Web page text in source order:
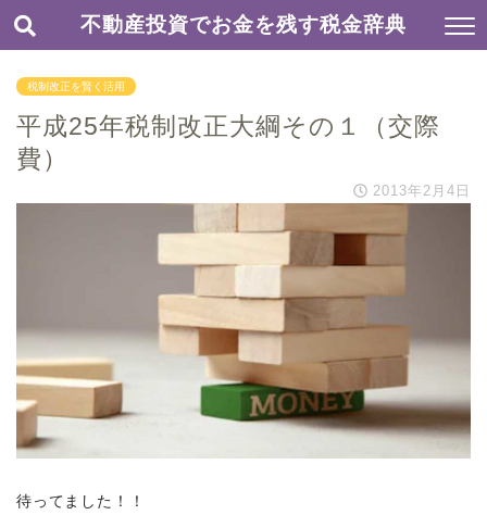
不動産投資でお金を残す税金辞典
税制改正を賢く活用
平成25年税制改正大綱その１（交際
費）
2013年2月4日
待ってました！！